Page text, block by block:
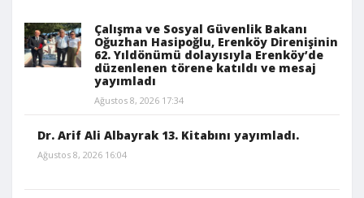
Çalışma ve Sosyal Güvenlik Bakanı
Oğuzhan Hasipoğlu, Erenköy Direnişinin
62. Yıldönümü dolayısıyla Erenköy’de
düzenlenen törene katıldı ve mesaj
yayımladı
Ağustos 8, 2026 17:34
Dr. Arif Ali Albayrak 13. Kitabını yayımladı.
Ağustos 8, 2026 16:04